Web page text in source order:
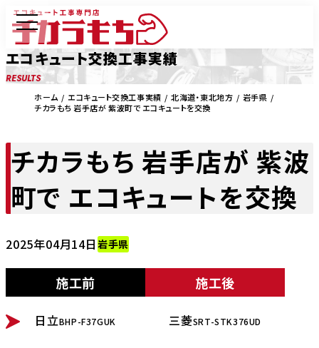
エコキュート交換工事実績
RESULTS
ホーム エコキュート交換工事実績 北海道・東北地方
岩手県
チカラもち 岩手店が 紫波町で エコキュートを交換
チカラもち 岩手店が 紫波
町で エコキュートを交換
2025年04月14日 岩手県
施工前
BEFORE
日立BHP-F37GUK
施工後
AFTER
三菱SRT-STK376UD